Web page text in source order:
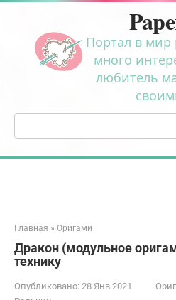
Перейти
контенту
Портал в мир
много
любитель
Поиск:
Главная » Оригами
Дракон (модульное
технику
Опубликовано: 28 Янв 2021